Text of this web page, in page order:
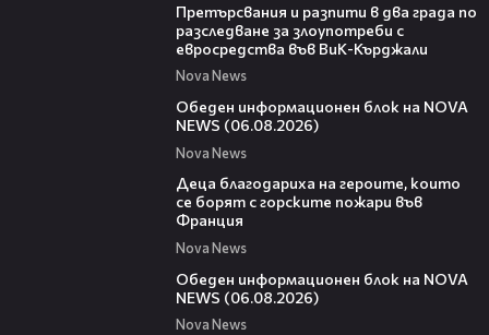
Претърсвания и разпити в два града по
разследване за злоупотреби с
евросредства във ВиК-Кърджали
Nova News
Обеден информационен блок на NOVA
NEWS (06.08.2026)
Nova News
Деца благодариха на героите, които
се борят с горските пожари във
Франция
Nova News
Обеден информационен блок на NOVA
NEWS (06.08.2026)
Nova News